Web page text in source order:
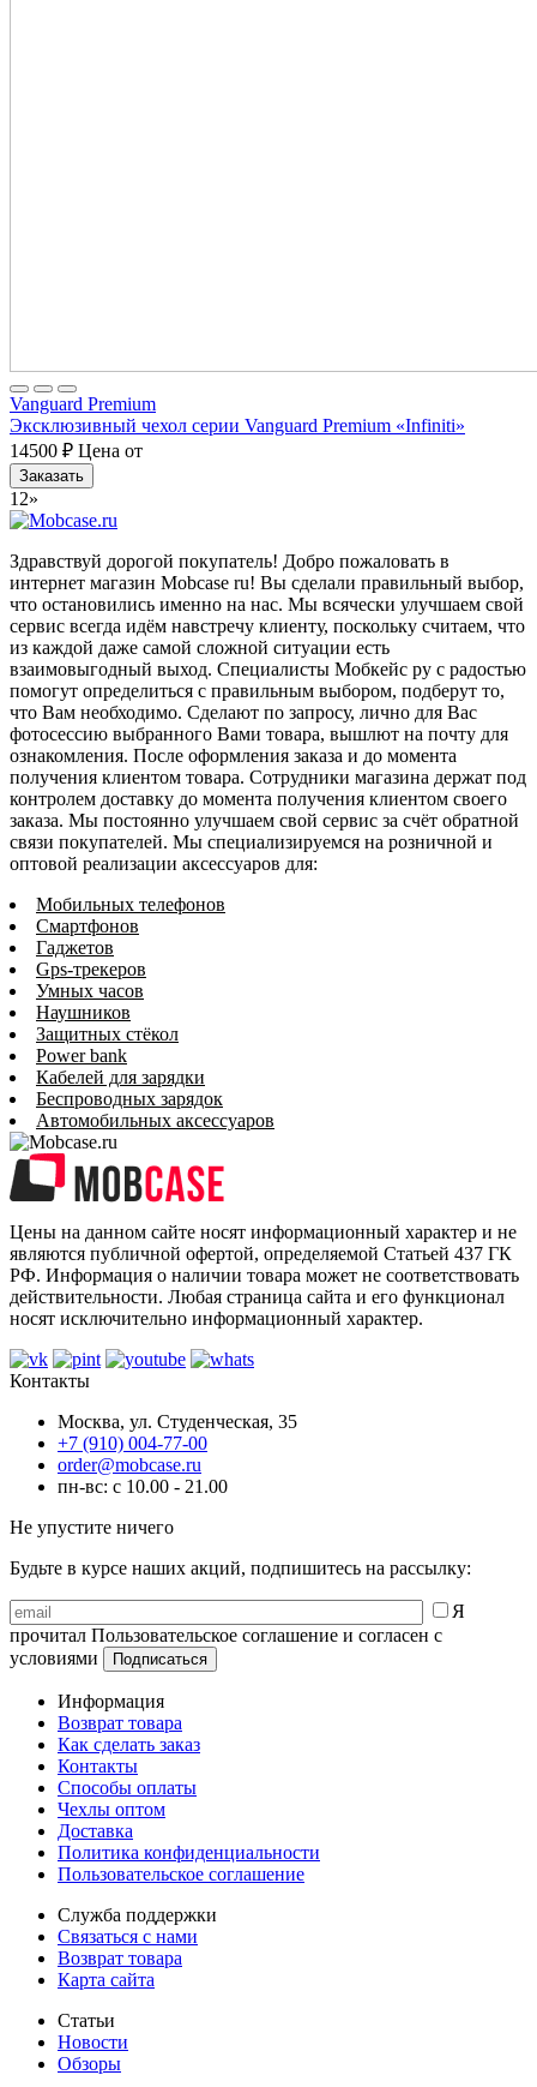
Vanguard Premium
Эксклюзивный чехол серии Vanguard Premium «Infiniti»
14500 ₽ Цена от
Заказать
1 2»
Здравствуй дорогой покупатель! Добро пожаловать в
интернет магазин Mobcase ru! Вы сделали правильный выбор,
что остановились именно на нас. Мы всячески улучшаем свой
сервис всегда идём навстречу клиенту, поскольку считаем, что
из каждой даже самой сложной ситуации есть
взаимовыгодный выход. Специалисты Мобкейс ру с радостью
помогут определиться с правильным выбором, подберут то,
что Вам необходимо. Сделают по запросу, лично для Вас
фотосессию выбранного Вами товара, вышлют на почту для
ознакомления. После оформления заказа и до момента
получения клиентом товара. Сотрудники магазина держат под
контролем доставку до момента получения клиентом своего
заказа. Мы постоянно улучшаем свой сервис за счёт обратной
связи покупателей. Мы специализируемся на розничной и
оптовой реализации аксессуаров для:
Мобильных телефонов
Смартфонов
Гаджетов
Gps-трекеров
Умных часов
Наушников
Защитных стёкол
Power bank
Кабелей для зарядки
Беспроводных зарядок
Автомобильных аксессуаров
Цены на данном сайте носят информационный характер и не
являются публичной офертой, определяемой Статьей 437 ГК
РФ. Информация о наличии товара может не соответствовать
действительности. Любая страница сайта и его функционал
носят исключительно информационный характер.
Контакты
Москва, ул. Студенческая, 35
+7 (910) 004-77-00
order@mobcase.ru
пн-вс: с 10.00 - 21.00
Не упустите ничего
Будьте в курсе наших акций, подпишитесь на рассылку:
Я
прочитал Пользовательское соглашение и согласен с
условиями
Информация
Возврат товара
Как сделать заказ
Контакты
Способы оплаты
Чехлы оптом
Доставка
Политика конфиденциальности
Пользовательское соглашение
Служба поддержки
Связаться с нами
Возврат товара
Карта сайта
Статьи
Новости
Обзоры